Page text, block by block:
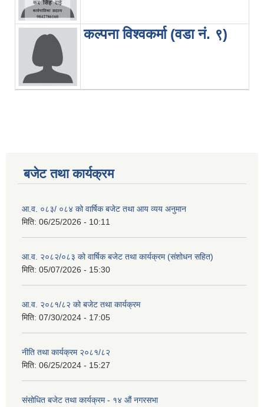
कल्पना विश्वकर्मा (वडा नं. ९)
बजेट तथा कार्यक्रम
आ.व. ०८३/ ०८४ को वार्षिक बजेट तथा आय व्यय अनुमान
मिति: 06/25/2026 - 10:11
आ.व. २०८२/०८३ को वार्षिक बजेट तथा कार्यक्रम (संशोधन सहित)
मिति: 05/07/2026 - 15:30
आ.व. २०८१/८२ को बजेट तथा कार्यक्रम
मिति: 07/30/2024 - 17:05
नीति तथा कार्यक्रम २०८१/८२
मिति: 06/25/2024 - 15:27
संसोधित बजेट तथा कार्यक्रम - १४ औं नगरसभा